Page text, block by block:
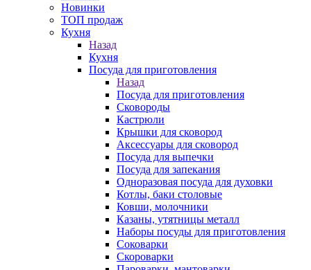
Новинки
ТОП продаж
Кухня
Назад
Кухня
Посуда для приготовления
Назад
Посуда для приготовления
Сковороды
Кастрюли
Крышки для сковород
Аксессуары для сковород
Посуда для выпечки
Посуда для запекания
Одноразовая посуда для духовки
Котлы, баки столовые
Ковши, молочники
Казаны, утятницы металл
Наборы посуды для приготовления
Соковарки
Скороварки